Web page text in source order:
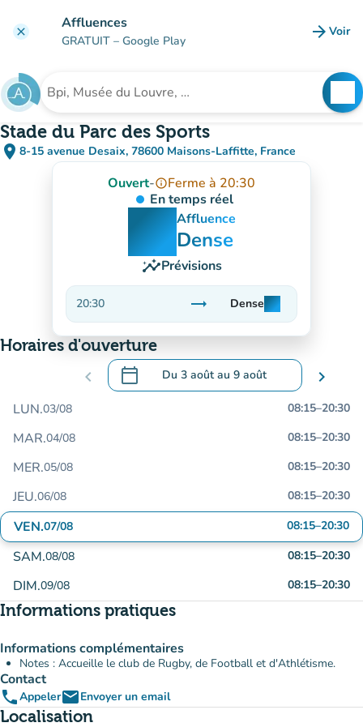
clear Affluences
GRATUIT – Google Play arrow_forward Voir
Rechercher un établissement
Stade du Parc des Sports
place 8-15 avenue Desaix, 78600 Maisons-Laffitte, France
(ouvrir dans Google Maps)
(nouvel onglet)
Ouvert-info_outlineFerme à 20:30
En temps réel
man
man
manAffluence
Dense
insightsPrévisions
20:30 trending_flat
Stable
Denseman
man
man
Horaires d'ouverture
chevron_left calendar_today Du 3 aoûtau 9 août
.Ouvrir le calendrier pour changer de
chevron_right
LUN.03/08 08:15–20:30
MAR.04/08 08:15–20:30
MER.05/08 08:15–20:30
JEU.06/08 08:15–20:30
VEN.07/08 08:15–20:30
SAM.08/08 08:15–20:30
DIM.09/08 08:15–20:30
Informations pratiques
Informations complémentaires
Notes : Accueille le club de Rugby, de Football et d'Athlétisme.
Contact
phoneAppeleremailEnvoyer un email
Localisation